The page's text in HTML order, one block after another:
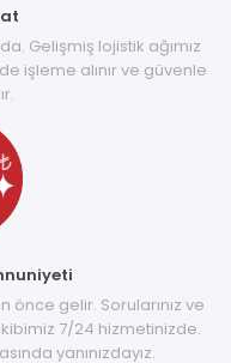
Gelişmiş lojistik ağımız
işleme alınır ve güvenle
gelir. Sorularınız ve
7/24 hizmetinizde.
yanınızdayız.